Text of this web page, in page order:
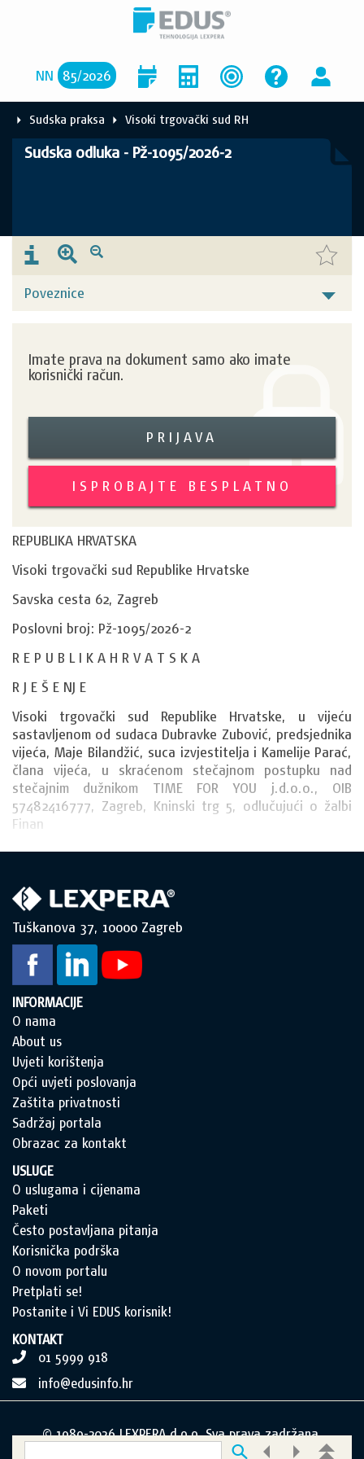
NN 85/2026
Sudska praksa Visoki trgovački sud RH
Sudska odluka - Pž-1095/2026-2
Poveznice
Imate prava na dokument samo ako imate
korisnički račun.
PRIJAVA
ISPROBAJTE BESPLATNO
REPUBLIKA HRVATSKA
Visoki trgovački sud Republike Hrvatske
Savska cesta 62, Zagreb
Poslovni broj: Pž-1095/2026-2
R E P U B L I K A H R V A T S K A
R J E Š E NJ E
Visoki trgovački sud Republike Hrvatske, u vijeću
sastavljenom od sudaca Dubravke Zubović, predsjednika
vijeća, Maje Bilandžić, suca izvjestitelja i Kamelije Parać,
člana vijeća, u skraćenom stečajnom postupku nad
stečajnim dužnikom TIME FOR YOU j.d.o.o., OIB
57482416777, Zagreb, Kninski trg 5, odlučujući o žalbi
Finan
Tuškanova 37, 10000 Zagreb
INFORMACIJE
O nama
About us
Uvjeti korištenja
Opći uvjeti poslovanja
Zaštita privatnosti
Sadržaj portala
Obrazac za kontakt
USLUGE
O uslugama i cijenama
Paketi
Često postavljana pitanja
Korisnička podrška
O novom portalu
Pretplati se!
Postanite i Vi EDUS korisnik!
KONTAKT
01 5999 918
info@edusinfo.hr
© 1989-2026 LEXPERA d.o.o. Sva prava zadržana.